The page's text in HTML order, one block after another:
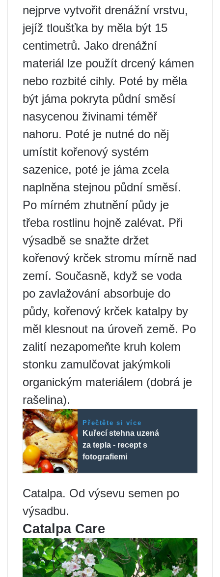
nejprve vytvořit drenážní vrstvu,
jejíž tloušťka by měla být 15
centimetrů. Jako drenážní
materiál lze použít drcený kámen
nebo rozbité cihly. Poté by měla
být jáma pokryta půdní směsí
nasycenou živinami téměř
nahoru. Poté je nutné do něj
umístit kořenový systém
sazenice, poté je jáma zcela
naplněna stejnou půdní směsí.
Po mírném zhutnění půdy je
třeba rostlinu hojně zalévat. Při
výsadbě se snažte držet
kořenový krček stromu mírně nad
zemí. Současně, když se voda
po zavlažování absorbuje do
půdy, kořenový krček katalpy by
měl klesnout na úroveň země. Po
zalití nezapomeňte kruh kolem
stonku zamulčovat jakýmkoli
organickým materiálem (dobrá je
rašelina).
Přečtěte si více
Kuřecí stehna uzená
za tepla - recept s
fotografiemi
Catalpa. Od výsevu semen po
výsadbu.
Catalpa Care